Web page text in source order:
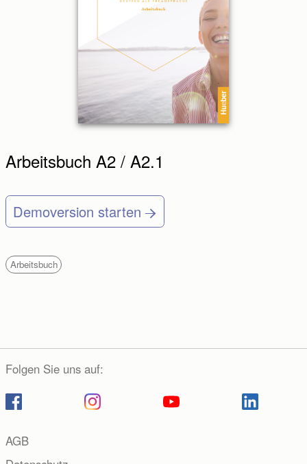
Arbeitsbuch A2 / A2.1
Demoversion starten
Arbeitsbuch
AGB
Folgen Sie uns auf: